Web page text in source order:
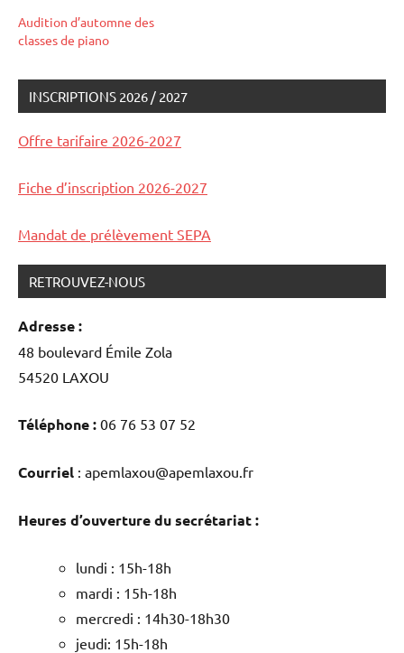
Audition d’automne des
classes de piano
auditions
et
concerts
INSCRIPTIONS 2026 / 2027
Offre tarifaire 2026-2027
Fiche d’inscription 2026-2027
Mandat de prélèvement SEPA
RETROUVEZ-NOUS
Adresse :
48 boulevard Émile Zola
54520 LAXOU
Téléphone : 06 76 53 07 52
Courriel : apemlaxou@apemlaxou.fr
Heures d’ouverture du secrétariat :
lundi : 15h-18h
mardi : 15h-18h
mercredi : 14h30-18h30
jeudi: 15h-18h